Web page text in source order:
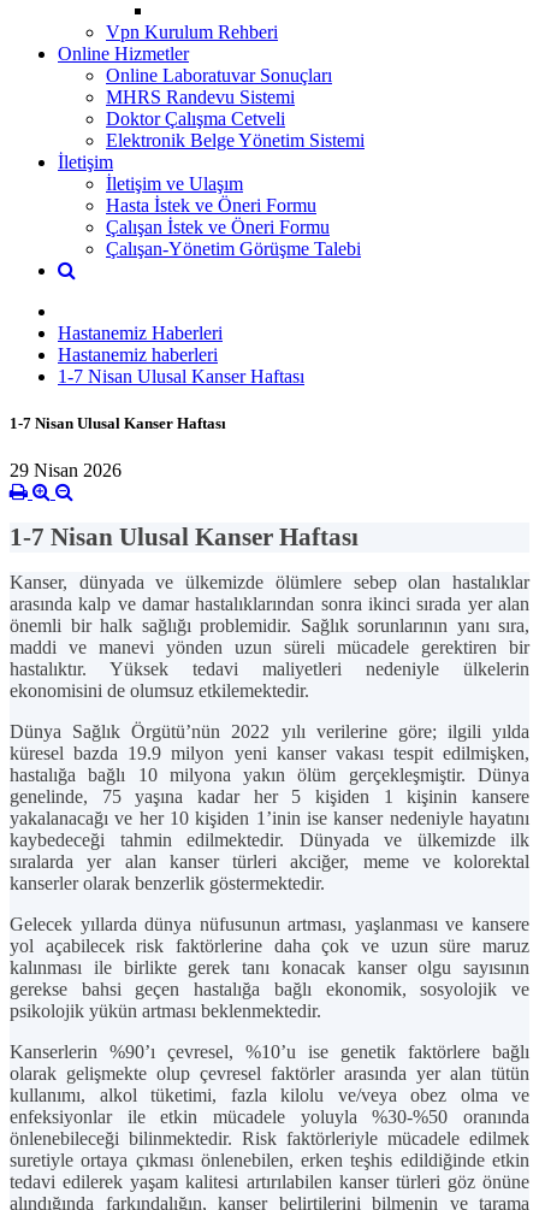
Vpn Kurulum Rehberi
Online Hizmetler
Online Laboratuvar Sonuçları
MHRS Randevu Sistemi
Doktor Çalışma Cetveli
Elektronik Belge Yönetim Sistemi
İletişim
İletişim ve Ulaşım
Hasta İstek ve Öneri Formu
Çalışan İstek ve Öneri Formu
Çalışan-Yönetim Görüşme Talebi
Hastanemiz Haberleri
Hastanemiz haberleri
1-7 Nisan Ulusal Kanser Haftası
1-7 Nisan Ulusal Kanser Haftası
29 Nisan 2026
1-7 Nisan Ulusal Kanser Haftası
Kanser, dünyada ve ülkemizde ölümlere sebep olan hastalıklar
arasında kalp ve damar hastalıklarından sonra ikinci sırada yer alan
önemli bir halk sağlığı problemidir. Sağlık sorunlarının yanı sıra,
maddi ve manevi yönden uzun süreli mücadele gerektiren bir
hastalıktır. Yüksek tedavi maliyetleri nedeniyle ülkelerin
ekonomisini de olumsuz etkilemektedir.
Dünya Sağlık Örgütü’nün 2022 yılı verilerine göre; ilgili yılda
küresel bazda 19.9 milyon yeni kanser vakası tespit edilmişken,
hastalığa bağlı 10 milyona yakın ölüm gerçekleşmiştir. Dünya
genelinde, 75 yaşına kadar her 5 kişiden 1 kişinin kansere
yakalanacağı ve her 10 kişiden 1’inin ise kanser nedeniyle hayatını
kaybedeceği tahmin edilmektedir. Dünyada ve ülkemizde ilk
sıralarda yer alan kanser türleri akciğer, meme ve kolorektal
kanserler olarak benzerlik göstermektedir.
Gelecek yıllarda dünya nüfusunun artması, yaşlanması ve kansere
yol açabilecek risk faktörlerine daha çok ve uzun süre maruz
kalınması ile birlikte gerek tanı konacak kanser olgu sayısının
gerekse bahsi geçen hastalığa bağlı ekonomik, sosyolojik ve
psikolojik yükün artması beklenmektedir.
Kanserlerin %90’ı çevresel, %10’u ise genetik faktörlere bağlı
olarak gelişmekte olup çevresel faktörler arasında yer alan tütün
kullanımı, alkol tüketimi, fazla kilolu ve/veya obez olma ve
enfeksiyonlar ile etkin mücadele yoluyla %30-%50 oranında
önlenebileceği bilinmektedir. Risk faktörleriyle mücadele edilmek
suretiyle ortaya çıkması önlenebilen, erken teşhis edildiğinde etkin
tedavi edilerek yaşam kalitesi artırılabilen kanser türleri göz önüne
alındığında farkındalığın, kanser belirtilerini bilmenin ve tarama